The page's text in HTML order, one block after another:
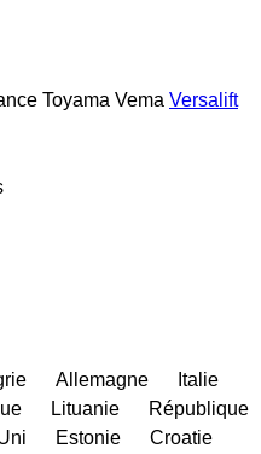
Toyama Vema Versalift
Allemagne
Italie
Lituanie
République
Estonie
Croatie